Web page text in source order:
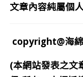
文章內容純屬個
copyright@海
(本網站發表之文